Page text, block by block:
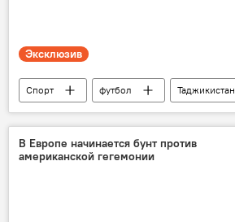
Эксклюзив
Спорт футбол
Таджикистан
Россия
Мнение
Таджикистан: свежие новости спорта
В Европе начинается бунт против
американской гегемонии